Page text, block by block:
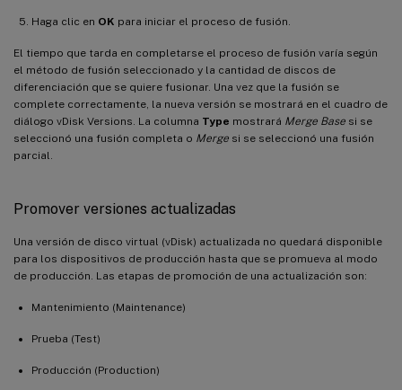
Haga clic en OK para iniciar el proceso de fusión.
El tiempo que tarda en completarse el proceso de fusión varía según
el método de fusión seleccionado y la cantidad de discos de
diferenciación que se quiere fusionar. Una vez que la fusión se
complete correctamente, la nueva versión se mostrará en el cuadro de
diálogo vDisk Versions. La columna Type mostrará Merge Base si se
seleccionó una fusión completa o Merge si se seleccionó una fusión
parcial.
Promover versiones actualizadas
Una versión de disco virtual (vDisk) actualizada no quedará disponible
para los dispositivos de producción hasta que se promueva al modo
de producción. Las etapas de promoción de una actualización son:
Mantenimiento (Maintenance)
Prueba (Test)
Producción (Production)